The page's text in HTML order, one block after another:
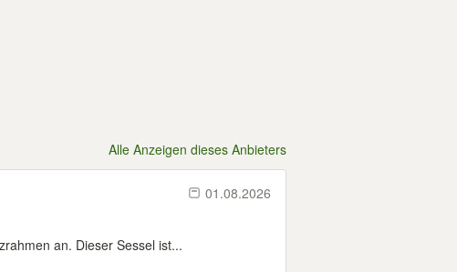
Alle Anzeigen dieses Anbieters
01.08.2026
an. Dieser Sessel ist...